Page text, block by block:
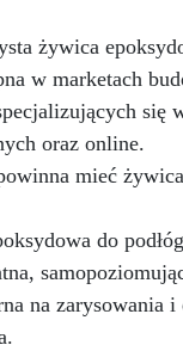
z instalacją
Aplikacja
jest prosta i
wcześniejszego
dzięki
prowadzącym
epoksydowej,
efektu
piękna
i zadrapania,
ponadczasowy
żywica
w marketach
się
oraz online.
mieć
do
na zarysowania i